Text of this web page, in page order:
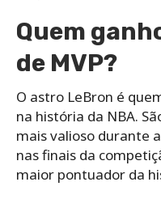
Quem
de MVP?
O astro LeBron é
na história da NBA.
mais valioso durante
nas finais da
maior pontuador da